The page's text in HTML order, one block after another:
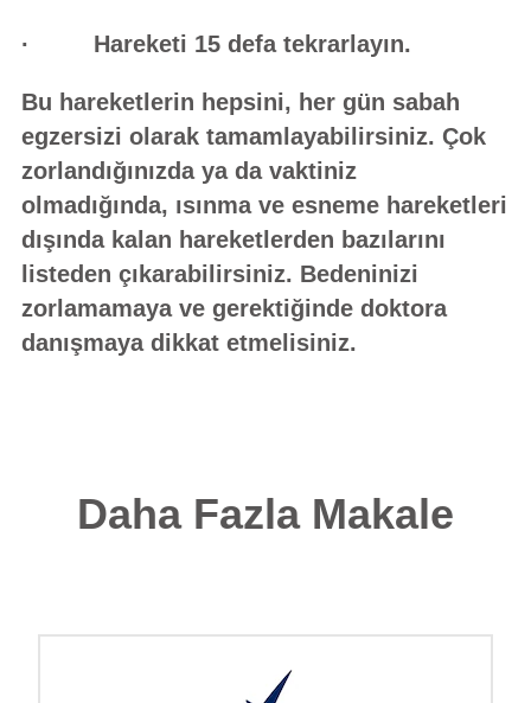
· Hareketi 15 defa tekrarlayın.
Bu hareketlerin hepsini, her gün sabah
egzersizi olarak tamamlayabilirsiniz. Çok
zorlandığınızda ya da vaktiniz
olmadığında, ısınma ve esneme hareketleri
dışında kalan hareketlerden bazılarını
listeden çıkarabilirsiniz. Bedeninizi
zorlamamaya ve gerektiğinde doktora
danışmaya dikkat etmelisiniz.
Daha Fazla Makale